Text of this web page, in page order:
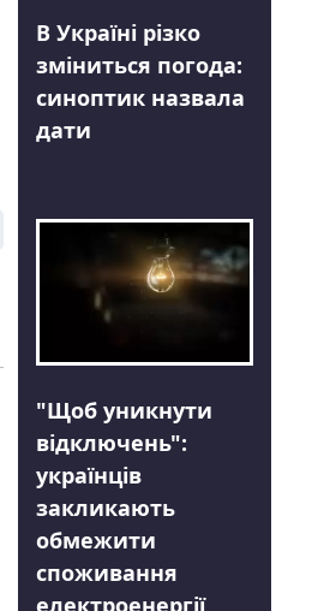
В Україні різко
зміниться погода:
синоптик назвала
дати
"Щоб уникнути
відключень":
українців
закликають
обмежити
споживання